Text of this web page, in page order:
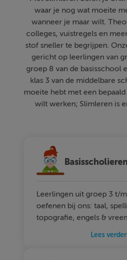
waar je nog wat moeite
wanneer je maar wilt.
colleges, vuistregels en
stof sneller te begrijpen.
gericht op leerlingen van
groep 8 van de basisschool
klas 3 van de middelbare
moeite hebt met een
wilt werken; Slimleren is
Basisscholieren
Leerlingen uit groep 3 t/
oefenen bij ons: taal,
topografie, engels &
Lees verder